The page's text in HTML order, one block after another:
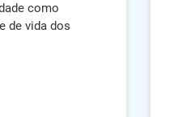
como
de vida dos